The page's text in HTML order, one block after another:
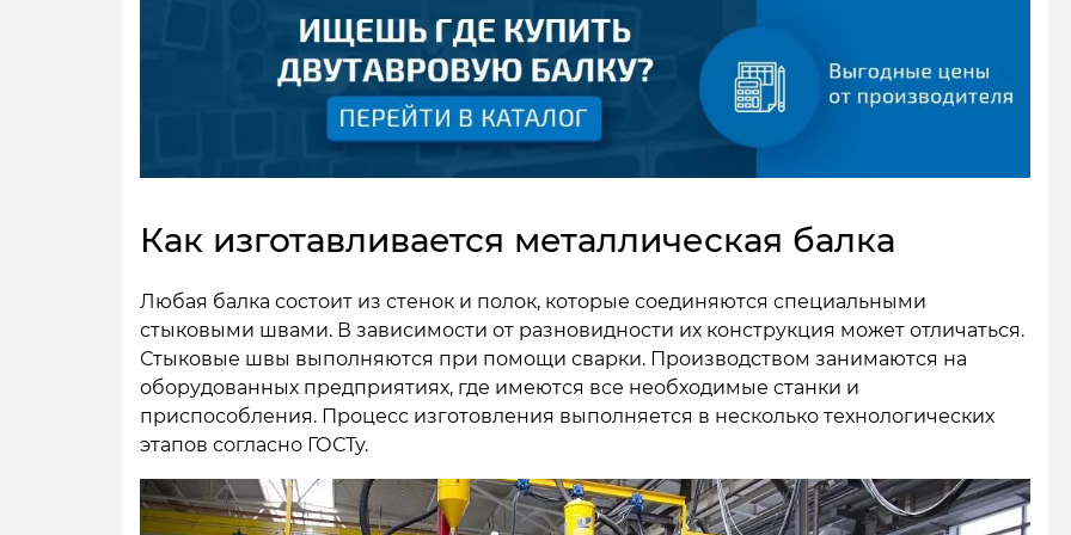
Как изготавливается металлическая балка
Любая балка состоит из стенок и полок, которые соединяются специальными
стыковыми швами. В зависимости от разновидности их конструкция может отличаться.
Стыковые швы выполняются при помощи сварки. Производством занимаются на
оборудованных предприятиях, где имеются все необходимые станки и
приспособления. Процесс изготовления выполняется в несколько технологических
этапов согласно ГОСТу.